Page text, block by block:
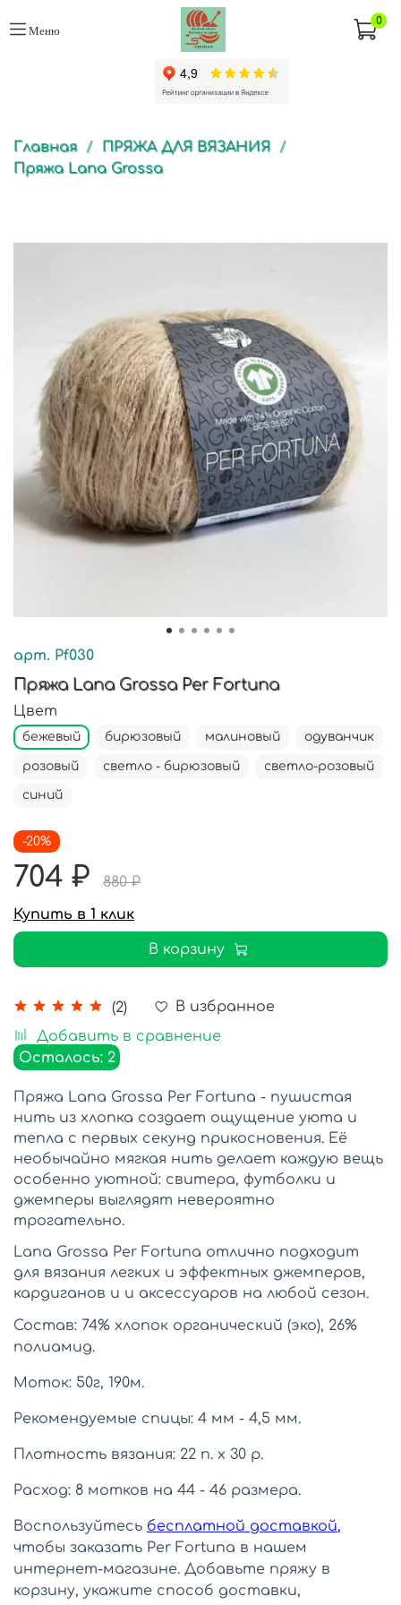
Меню
0
Главная
ПРЯЖА ДЛЯ ВЯЗАНИЯ
Пряжа Lana Grossa
арт. Pf030
Пряжа Lana Grossa Per Fortuna
(2)
В избранное
Добавить в сравнение
Осталось: 2
Цвет
бежевый бирюзовый малиновый одуванчик
розовый светло - бирюзовый светло-розовый
синий
-20%
704 ₽
880 ₽
Купить в 1 клик
В корзину
Пряжа Lana Grossa Per Fortuna - пушистая
нить из хлопка создает ощущение уюта и
тепла с первых секунд прикосновения. Её
необычайно мягкая нить делает каждую вещь
особенно уютной: свитера, футболки и
джемперы выглядят невероятно
трогательно.
Lana Grossa Per Fortuna отлично подходит
для вязания легких и эффектных джемперов,
кардиганов и и аксессуаров на любой сезон.
Состав: 74% хлопок органический (эко), 26%
полиамид.
Моток: 50г, 190м.
Рекомендуемые спицы: 4 мм - 4,5 мм.
Плотность вязания: 22 п. х 30 р.
Расход: 8 мотков на 44 - 46 размера.
Воспользуйтесь бесплатной доставкой,
чтобы заказать Per Fortuna в нашем
интернет-магазине. Добавьте пряжу в
корзину, укажите способ доставки,